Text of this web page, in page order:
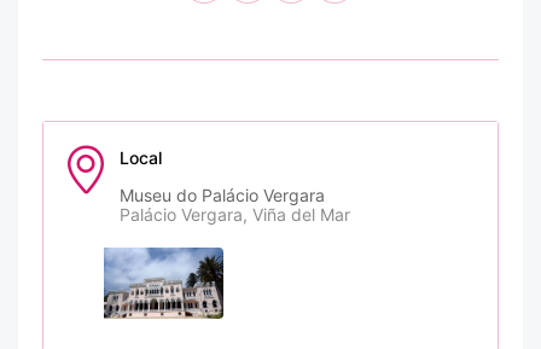
Local
Museu do Palácio Vergara
Palácio Vergara, Viña del Mar